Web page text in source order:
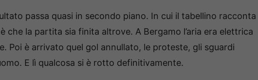
passa quasi in secondo piano. In cui il tabellino racconta
che la partita sia finita altrove. A Bergamo l’aria era elettrica
Poi è arrivato quel gol annullato, le proteste, gli sguardi
E lì qualcosa si è rotto definitivamente.